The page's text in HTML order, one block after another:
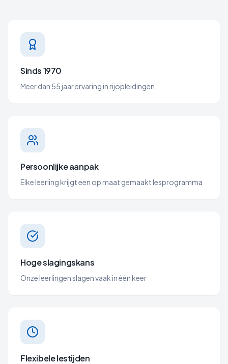
Sinds 1970
Meer dan 55 jaar ervaring in rijopleidingen
Persoonlijke aanpak
Elke leerling krijgt een op maat gemaakt lesprogramma
Hoge slagingskans
Onze leerlingen slagen vaak in één keer
Flexibele lestijden